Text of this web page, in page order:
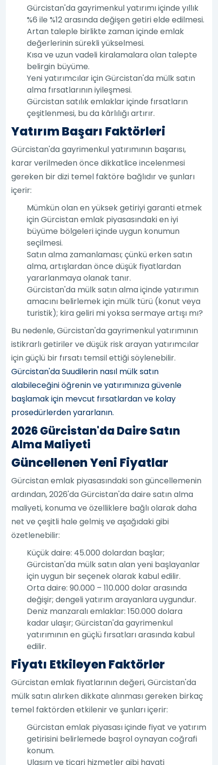
Gürcistan'da gayrimenkul yatırımı içinde yıllık
%6 ile %12 arasında değişen getiri elde edilmesi.
Artan taleple birlikte zaman içinde emlak
değerlerinin sürekli yükselmesi.
Kısa ve uzun vadeli kiralamalara olan talepte
belirgin büyüme.
Yeni yatırımcılar için Gürcistan'da mülk satın
alma fırsatlarının iyileşmesi.
Gürcistan satılık emlaklar içinde fırsatların
çeşitlenmesi, bu da kârlılığı artırır.
Yatırım Başarı Faktörleri
Gürcistan'da gayrimenkul yatırımının başarısı,
karar verilmeden önce dikkatlice incelenmesi
gereken bir dizi temel faktöre bağlıdır ve şunları
içerir:
Mümkün olan en yüksek getiriyi garanti etmek
için Gürcistan emlak piyasasındaki en iyi
büyüme bölgeleri içinde uygun konumun
seçilmesi.
Satın alma zamanlaması; çünkü erken satın
alma, artışlardan önce düşük fiyatlardan
yararlanmaya olanak tanır.
Gürcistan'da mülk satın alma içinde yatırımın
amacını belirlemek için mülk türü (konut veya
turistik); kira geliri mi yoksa sermaye artışı mı?
Bu nedenle, Gürcistan'da gayrimenkul yatırımının
istikrarlı getiriler ve düşük risk arayan yatırımcılar
için güçlü bir fırsatı temsil ettiği söylenebilir.
Gürcistan'da Suudilerin nasıl mülk satın
alabileceğini öğrenin ve yatırımınıza güvenle
başlamak için mevcut fırsatlardan ve kolay
prosedürlerden yararlanın.
2026 Gürcistan'da Daire Satın
Alma Maliyeti
Güncellenen Yeni Fiyatlar
Gürcistan emlak piyasasındaki son güncellemenin
ardından, 2026'da Gürcistan'da daire satın alma
maliyeti, konuma ve özelliklere bağlı olarak daha
net ve çeşitli hale gelmiş ve aşağıdaki gibi
özetlenebilir:
Küçük daire: 45.000 dolardan başlar;
Gürcistan'da mülk satın alan yeni başlayanlar
için uygun bir seçenek olarak kabul edilir.
Orta daire: 90.000 – 110.000 dolar arasında
değişir; dengeli yatırım arayanlara uygundur.
Deniz manzaralı emlaklar: 150.000 dolara
kadar ulaşır; Gürcistan'da gayrimenkul
yatırımının en güçlü fırsatları arasında kabul
edilir.
Fiyatı Etkileyen Faktörler
Gürcistan emlak fiyatlarının değeri, Gürcistan'da
mülk satın alırken dikkate alınması gereken birkaç
temel faktörden etkilenir ve şunları içerir:
Gürcistan emlak piyasası içinde fiyat ve yatırım
getirisini belirlemede başrol oynayan coğrafi
konum.
Ulaşım ve ticari hizmetler gibi hayati